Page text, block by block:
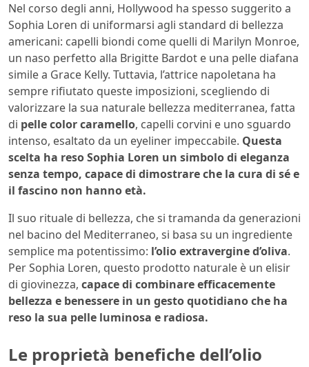
Nel corso degli anni, Hollywood ha spesso suggerito a
Sophia Loren di uniformarsi agli standard di bellezza
americani: capelli biondi come quelli di Marilyn Monroe,
un naso perfetto alla Brigitte Bardot e una pelle diafana
simile a Grace Kelly. Tuttavia, l’attrice napoletana ha
sempre rifiutato queste imposizioni, scegliendo di
valorizzare la sua naturale bellezza mediterranea, fatta
di pelle color caramello, capelli corvini e uno sguardo
intenso, esaltato da un eyeliner impeccabile. Questa
scelta ha reso Sophia Loren un simbolo di eleganza
senza tempo, capace di dimostrare che la cura di sé e
il fascino non hanno età.
Il suo rituale di bellezza, che si tramanda da generazioni
nel bacino del Mediterraneo, si basa su un ingrediente
semplice ma potentissimo: l’olio extravergine d’oliva.
Per Sophia Loren, questo prodotto naturale è un elisir
di giovinezza, capace di combinare efficacemente
bellezza e benessere in un gesto quotidiano che ha
reso la sua pelle luminosa e radiosa.
Le proprietà benefiche dell’olio